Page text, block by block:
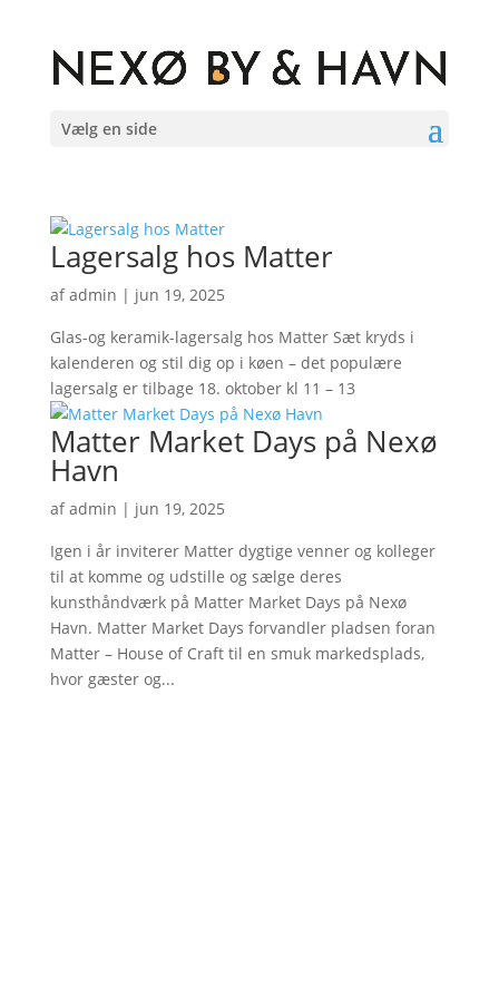
Vælg en side
Lagersalg hos Matter
afadmin | jun 19, 2025
Glas-og keramik-lagersalg hos Matter Sæt kryds i
kalenderen og stil dig op i køen – det populære
lagersalg er tilbage 18. oktober kl 11 – 13
Matter Market Days på Nexø
Havn
afadmin | jun 19, 2025
Igen i år inviterer Matter dygtige venner og kolleger
til at komme og udstille og sælge deres
kunsthåndværk på Matter Market Days på Nexø
Havn. Matter Market Days forvandler pladsen foran
Matter – House of Craft til en smuk markedsplads,
hvor gæster og...